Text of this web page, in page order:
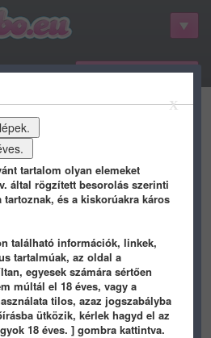
belépés / regisztráció
hots gifs porn
qdb
0.1
2013.08.29 00:02
toni
te alat
X
tartalom olyan elemeket
által rögzített besorolás szerinti
tartoznak, és a kiskorúakra káros
található információk, linkek,
tartalmúak, az oldal a
egyesek számára sértően
múltál el 18 éves, vagy a
tilos, azaz jogszabályba
ütközik, kérlek hagyd el az
18 éves. ] gombra kattintva.